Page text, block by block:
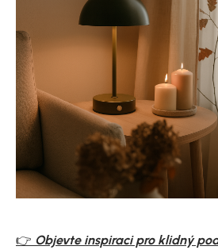
👉 Objevte inspiraci pro klidný